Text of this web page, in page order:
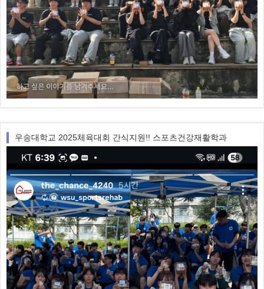
우송대학교 2025체육대회 간식지원!! 스포츠건강재활학과